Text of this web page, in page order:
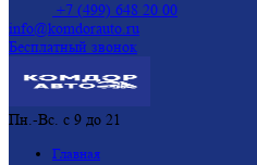
+7 (499) 648 20 00
info@komdorauto.ru
Бесплатный звонок
Пн.-Вс. с 9 до 21
Главная